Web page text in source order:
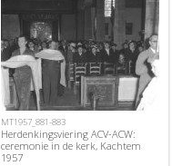
MT1957_881-883
Herdenkingsviering ACV-ACW:
ceremonie in de kerk, Kachtem
1957